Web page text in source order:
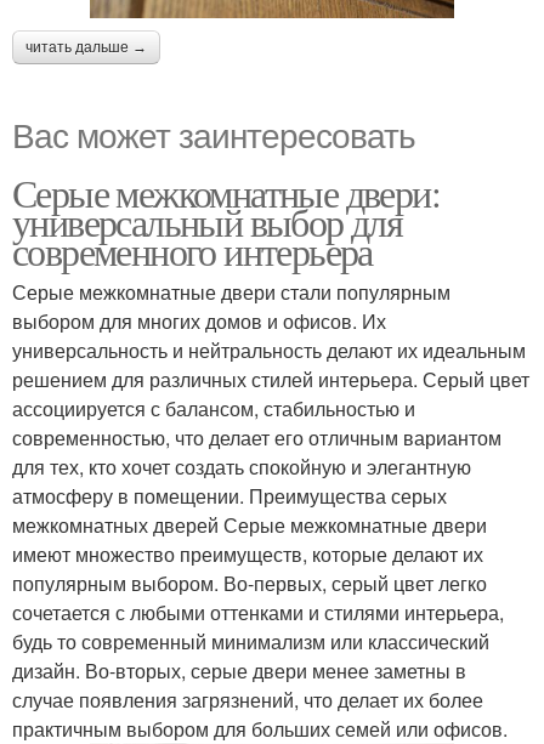
читать дальше →
Вас может заинтересовать
Серые межкомнатные двери:
универсальный выбор для
современного интерьера
Серые межкомнатные двери стали популярным
выбором для многих домов и офисов. Их
универсальность и нейтральность делают их идеальным
решением для различных стилей интерьера. Серый цвет
ассоциируется с балансом, стабильностью и
современностью, что делает его отличным вариантом
для тех, кто хочет создать спокойную и элегантную
атмосферу в помещении. Преимущества серых
межкомнатных дверей Серые межкомнатные двери
имеют множество преимуществ, которые делают их
популярным выбором. Во-первых, серый цвет легко
сочетается с любыми оттенками и стилями интерьера,
будь то современный минимализм или классический
дизайн. Во-вторых, серые двери менее заметны в
случае появления загрязнений, что делает их более
практичным выбором для больших семей или офисов.